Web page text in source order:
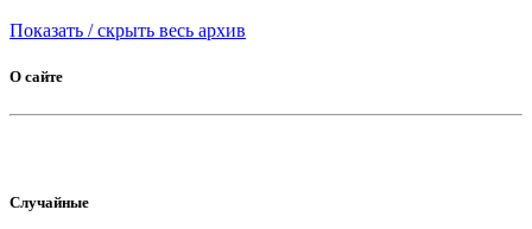
Показать / скрыть весь архив
О сайте
Случайные